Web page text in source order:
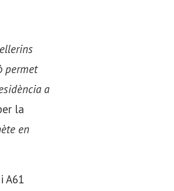
permet
a
la
en
A61